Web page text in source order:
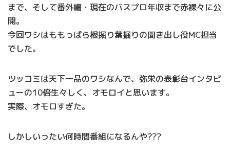
まで、そして番外編・現在のバスプロ年収まで赤裸々に公
開。
今回ワシはももっぱら根掘り葉掘りの聞き出し役MC担当
でした。
ツッコミは天下一品のワシなんで、弥栄の表彰台インタビ
ューの10倍生々しく、オモロイと思います。
実際、オモロすぎた。
しかしいったい何時間番組になるんや???